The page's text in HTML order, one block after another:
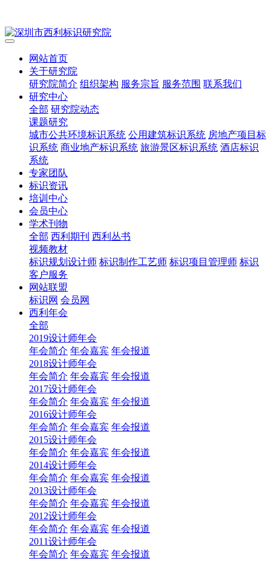
网站首页
关于研究院
研究院简介 组织架构 服务宗旨 服务范围 联系我们
研究中心
全部 研究院动态
课题研究
城市公共环境标识系统 公用建筑标识系统 房地产项目标
识系统 商业地产标识系统 旅游景区标识系统 酒店标识
系统
专家团队
标识资讯
培训中心
会员中心
学术刊物
全部 西利期刊 西利丛书
视频教材
标识规划设计师 标识制作工艺师 标识项目管理师 标识
客户服务
网站联盟
标识网 会员网
西利年会
全部
2019设计师年会
年会简介 年会嘉宾 年会报道
2018设计师年会
年会简介 年会嘉宾 年会报道
2017设计师年会
年会简介 年会嘉宾 年会报道
2016设计师年会
年会简介 年会嘉宾 年会报道
2015设计师年会
年会简介 年会嘉宾 年会报道
2014设计师年会
年会简介 年会嘉宾 年会报道
2013设计师年会
年会简介 年会嘉宾 年会报道
2012设计师年会
年会简介 年会嘉宾 年会报道
2011设计师年会
年会简介 年会嘉宾 年会报道